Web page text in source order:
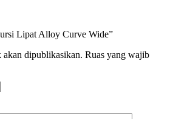
Lipat Alloy Curve Wide”
dipublikasikan. Ruas yang wajib